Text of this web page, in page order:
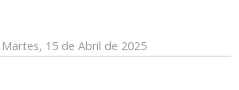
Martes, 15 de Abril de 2025